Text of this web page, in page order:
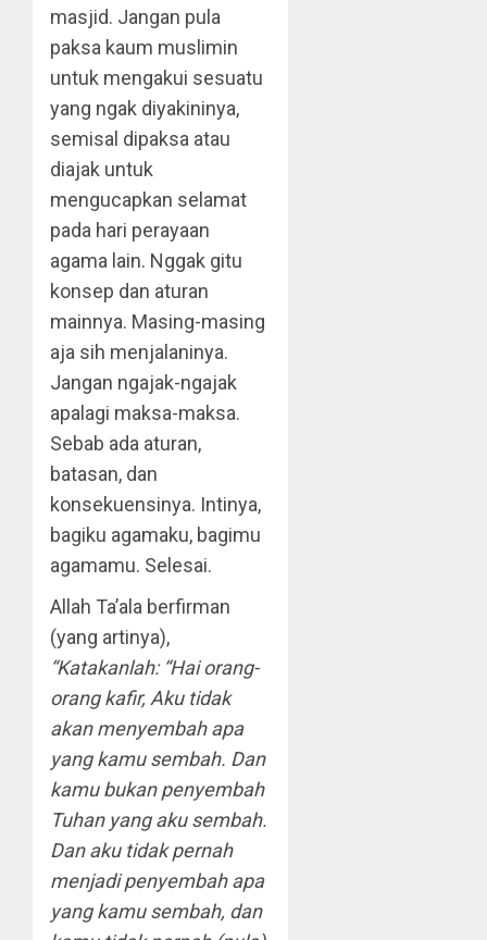
masjid. Jangan pula
paksa kaum muslimin
untuk mengakui sesuatu
yang ngak diyakininya,
semisal dipaksa atau
diajak untuk
mengucapkan selamat
pada hari perayaan
agama lain. Nggak gitu
konsep dan aturan
mainnya. Masing-masing
aja sih menjalaninya.
Jangan ngajak-ngajak
apalagi maksa-maksa.
Sebab ada aturan,
batasan, dan
konsekuensinya. Intinya,
bagiku agamaku, bagimu
agamamu. Selesai.
Allah Ta’ala berfirman
(yang artinya),
“Katakanlah: “Hai orang-
orang kafir, Aku tidak
akan menyembah apa
yang kamu sembah. Dan
kamu bukan penyembah
Tuhan yang aku sembah.
Dan aku tidak pernah
menjadi penyembah apa
yang kamu sembah, dan